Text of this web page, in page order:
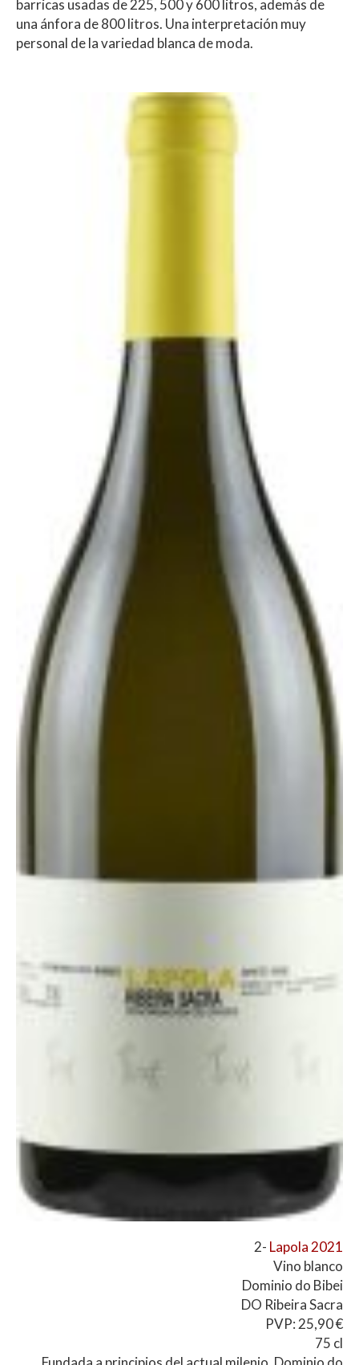
barricas usadas de 225, 500 y 600 litros, además de
una ánfora de 800 litros. Una interpretación muy
personal de la variedad blanca de moda.
2- Lapola 2021
Vino blanco
Dominio do Bibei
DO Ribeira Sacra
PVP: 25,90 €
75 cl